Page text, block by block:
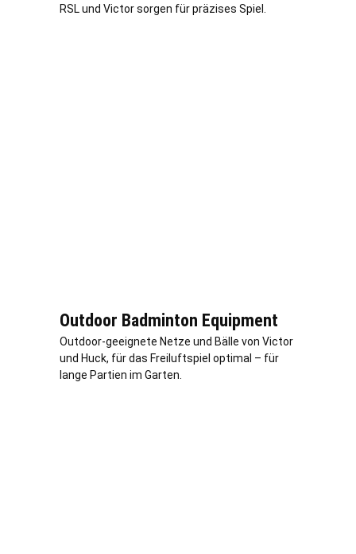
RSL und Victor sorgen für präzises Spiel.
Outdoor Badminton Equipment
Outdoor-geeignete Netze und Bälle von Victor
und Huck, für das Freiluftspiel optimal – für
lange Partien im Garten.